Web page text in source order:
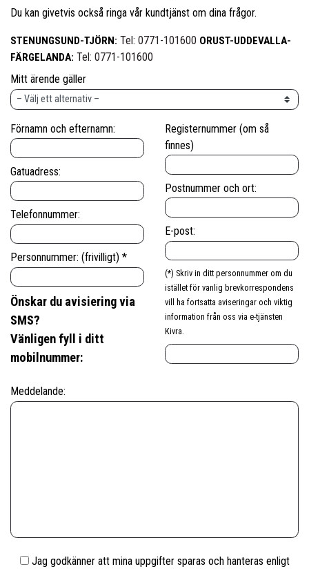
Du kan givetvis också ringa vår kundtjänst om dina frågor.
STENUNGSUND-TJÖRN: Tel: 0771-101600 ORUST-UDDEVALLA-
FÄRGELANDA: Tel: 0771-101600
Mitt ärende gäller
Förnamn och efternamn:
Gatuadress:
Telefonnummer:
Personnummer: (frivilligt) *
Önskar du avisiering via
SMS?
Vänligen fyll i ditt
mobilnummer:
Registernummer (om så
finnes)
Postnummer och ort:
E-post:
(*) Skriv in ditt personnummer om du
istället för vanlig brevkorrespondens
vill ha fortsatta aviseringar och viktig
information från oss via e-tjänsten
Kivra.
Meddelande:
Jag godkänner att mina uppgifter sparas och hanteras enligt